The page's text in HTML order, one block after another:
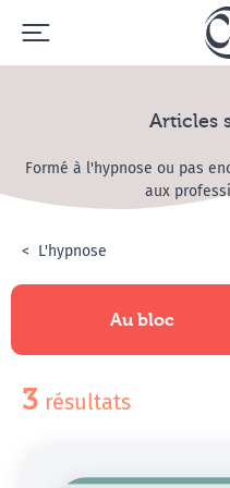
Articles
Formé à l'hypnose ou pas
aux
Accueil
L'hypnose
Au bloc
3 résultats